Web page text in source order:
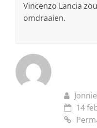
Vincenzo Lancia
omdraaien.
Jonnie
14